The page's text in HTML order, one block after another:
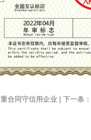
重合同守信用企业 | 下一条：